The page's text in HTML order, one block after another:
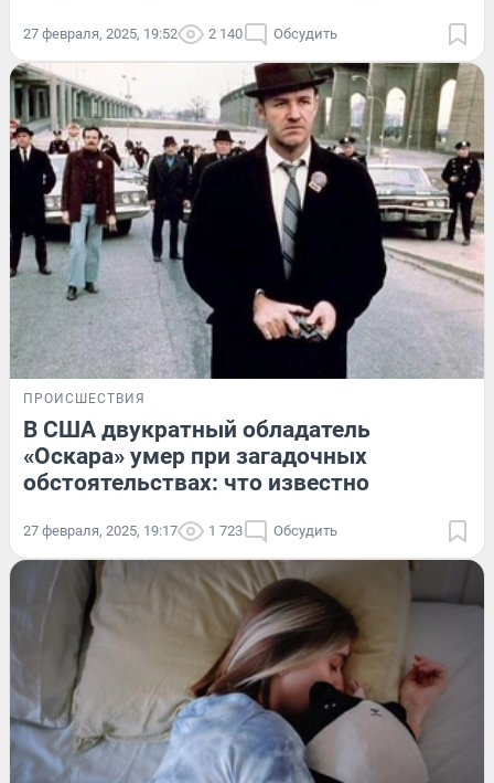
27 февраля, 2025, 19:52 2 140 Обсудить
ПРОИСШЕСТВИЯ
В США двукратный обладатель
«Оскара» умер при загадочных
обстоятельствах: что известно
27 февраля, 2025, 19:17 1 723 Обсудить